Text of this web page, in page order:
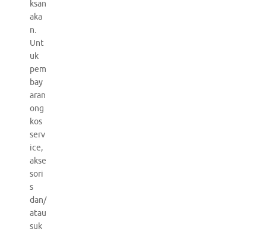
ksan
aka
n.
Unt
uk
pem
bay
aran
ong
kos
serv
ice,
akse
sori
s
dan/
atau
suk